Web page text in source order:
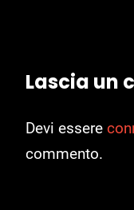
Lascia un
Devi essere
commento.